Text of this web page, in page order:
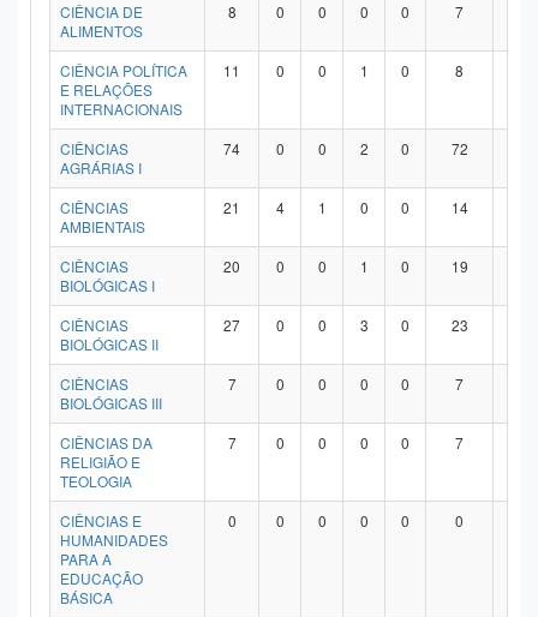
CIÊNCIA DE
ALIMENTOS
8 0 0 0 0 7
CIÊNCIA POLÍTICA
E RELAÇÕES
INTERNACIONAIS
11 0 0 1 0 8
CIÊNCIAS
AGRÁRIAS I
74 0 0 2 0 72
CIÊNCIAS
AMBIENTAIS
21 4 1 0 0 14
CIÊNCIAS
BIOLÓGICAS I
20 0 0 1 0 19
CIÊNCIAS
BIOLÓGICAS II
27 0 0 3 0 23
CIÊNCIAS
BIOLÓGICAS III
7 0 0 0 0 7
CIÊNCIAS DA
RELIGIÃO E
TEOLOGIA
7 0 0 0 0 7
CIÊNCIAS E
HUMANIDADES
PARA A
EDUCAÇÃO
BÁSICA
0 0 0 0 0 0